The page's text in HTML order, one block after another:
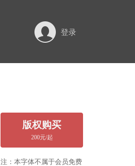
登录
版权购买
200元/起
注：本字体不属于会员免费